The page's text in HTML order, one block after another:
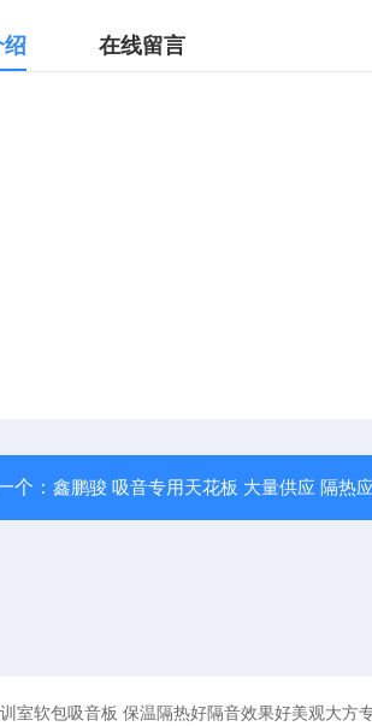
绍 在线留言
个：鑫鹏骏 吸音专用天花板 大量供应 隔热应用于办公室 厂家直发